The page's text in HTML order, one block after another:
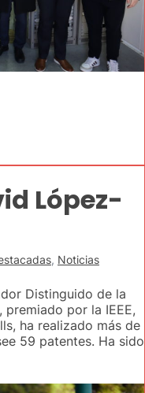
López-
, Noticias
Distinguido de la
por la IEEE,
ha realizado más de
59 patentes. Ha sido